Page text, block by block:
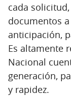
cada
documentos
anticipación,
Es altamente
Nacional
generación,
y rapidez.